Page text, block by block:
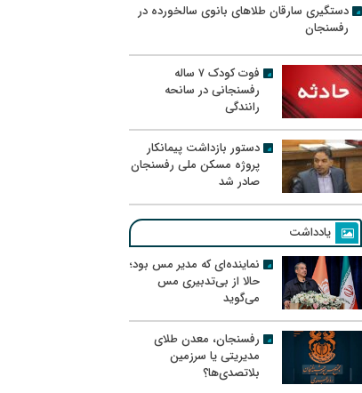
دستگیری سارقان طلاهای بانوی سالخورده در
رفسنجان
فوت کودک ۷ ساله
رفسنجانی در سانحه
رانندگی
دستور بازداشت پیمانکار
پروژه مسکن ملی رفسنجان
صادر شد
یادداشت
نماینده‌ای که مدیر مس بود؛
حالا از بی‌تدبیری مس
می‌گوید
رفسنجان، معدن طلای
مدیریتی یا سرزمین
بلاتصدی‌ها؟